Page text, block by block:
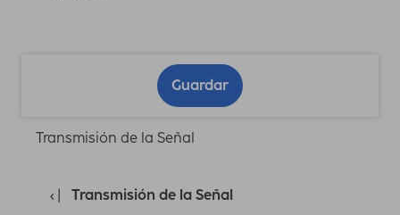
Guardar
Transmisión de la Señal
Transmisión de la Señal